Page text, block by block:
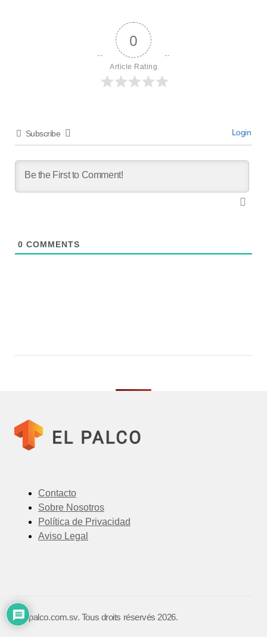
0
Article Rating
Subscribe Login
0 COMMENTS
Contacto
Sobre Nosotros
Política de Privacidad
Aviso Legal
©️ elpalco.com.sv. Tous droits réservés 2026.